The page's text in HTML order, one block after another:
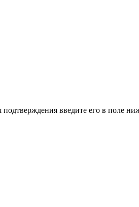
введите его в поле